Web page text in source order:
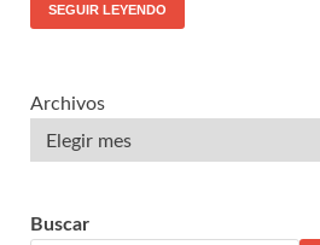
SEGUIR LEYENDO
Archivos
Buscar